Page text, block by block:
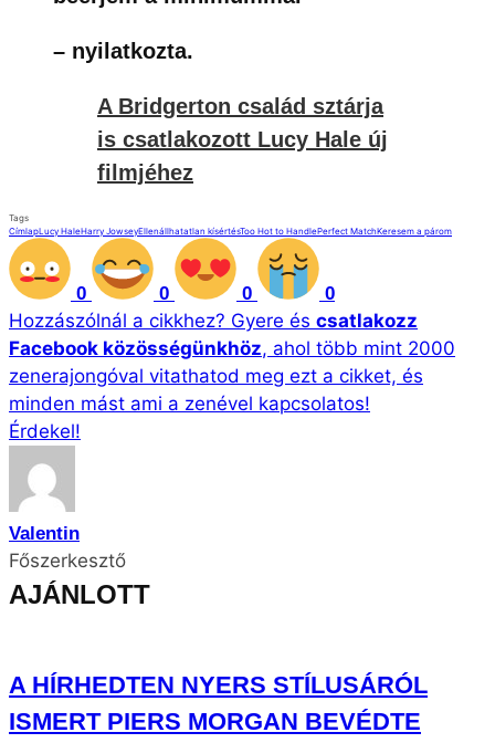
Hozzászólnál a cikkhez?
Facebook közösségünkhöz
, ahol több mint 2000
zenerajongóval vitathatod meg ezt a cikket, és
minden mást ami a zenével kapcsolatos!
Valentin
Főszerkesztő
AJÁNLOTT
A HÍRHEDTEN NYERS STÍLUSÁRÓL
ISMERT PIERS MORGAN BEVÉDTE
ARIANA GRANDÉT
MANU RIOS ÉS WILL POULTER
EROTIKUS FILMJÉNEK FORGATÁSA